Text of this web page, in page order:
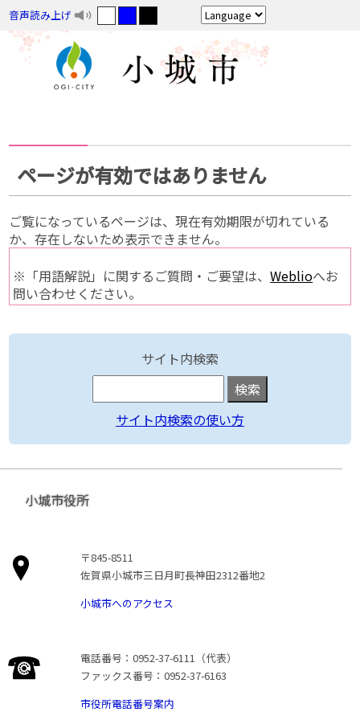
音声読み上げ
ページが有効ではありません
ご覧になっているページは、現在有効期限が切れている
か、存在しないため表示できません。
※「用語解説」に関するご質問・ご要望は、Weblioへお
問い合わせください。
サイト内検索
サイト内検索の使い方
小城市役所
〒845-8511
佐賀県小城市三日月町長神田2312番地2
小城市へのアクセス
電話番号：0952-37-6111（代表）
ファックス番号：0952-37-6163
市役所電話番号案内